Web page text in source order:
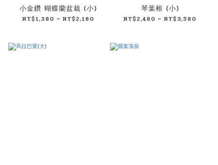
小金鑽 蝴蝶蘭盆栽 (小)
NT$1,380 ~ NT$2,180
琴葉榕 (小)
NT$2,480 ~ NT$3,580